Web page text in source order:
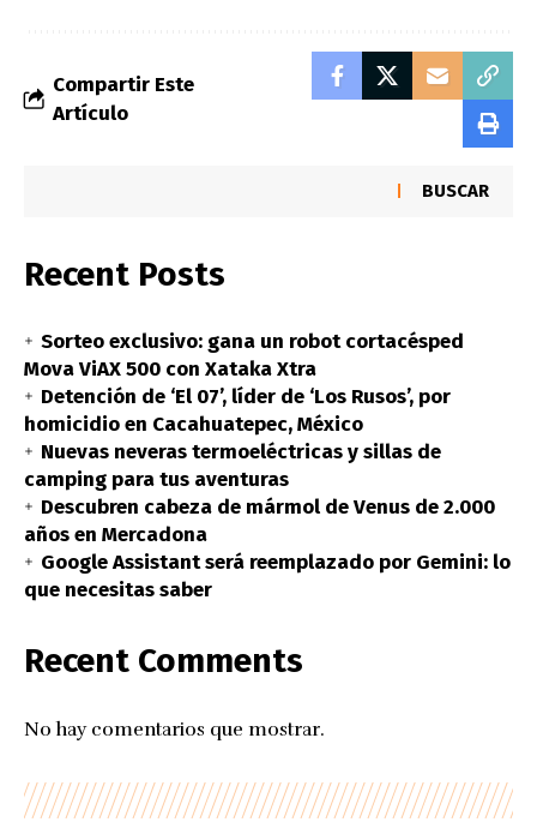
Compartir Este
Artículo
BUSCAR
Recent Posts
Sorteo exclusivo: gana un robot cortacésped
Mova ViAX 500 con Xataka Xtra
Detención de ‘El 07’, líder de ‘Los Rusos’, por
homicidio en Cacahuatepec, México
Nuevas neveras termoeléctricas y sillas de
camping para tus aventuras
Descubren cabeza de mármol de Venus de 2.000
años en Mercadona
Google Assistant será reemplazado por Gemini: lo
que necesitas saber
Recent Comments
No hay comentarios que mostrar.